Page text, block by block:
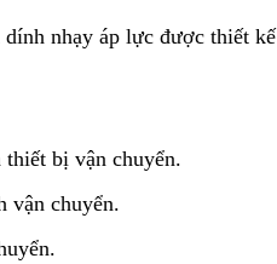
nhạy áp lực được thiết kế
bị vận chuyển.
vận chuyển.